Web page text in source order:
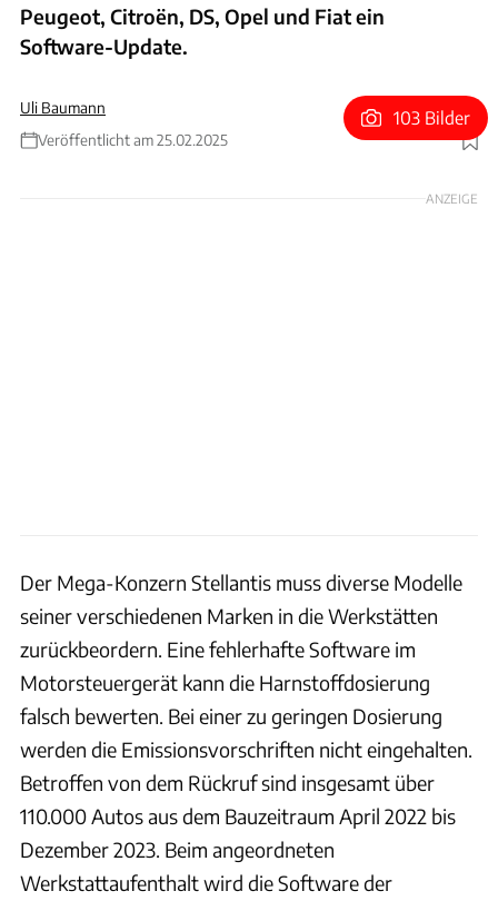
Peugeot, Citroën, DS, Opel und Fiat ein
Software-Update.
Uli Baumann
Veröffentlicht am 25.02.2025
Foto: Hans-Dieter Seufert
103 Bilder
ANZEIGE
Der Mega-Konzern Stellantis muss diverse Modelle
seiner verschiedenen Marken in die Werkstätten
zurückbeordern. Eine fehlerhafte Software im
Motorsteuergerät kann die Harnstoffdosierung
falsch bewerten. Bei einer zu geringen Dosierung
werden die Emissionsvorschriften nicht eingehalten.
Betroffen von dem Rückruf sind insgesamt über
110.000 Autos aus dem Bauzeitraum April 2022 bis
Dezember 2023. Beim angeordneten
Werkstattaufenthalt wird die Software der